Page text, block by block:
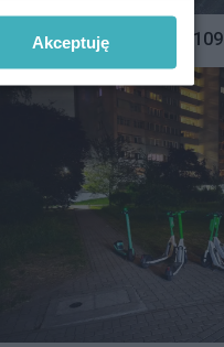
parkowania #109
Akceptuję